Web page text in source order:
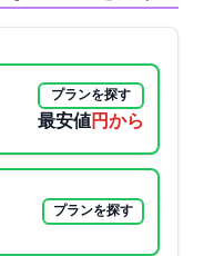
プランを探す
最安値6710円から
プランを探す